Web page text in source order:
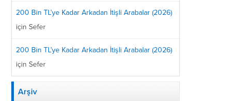
200 Bin TL’ye Kadar Arkadan İtişli Arabalar (2026)
için Sefer
200 Bin TL’ye Kadar Arkadan İtişli Arabalar (2026)
için Sefer
Arşiv